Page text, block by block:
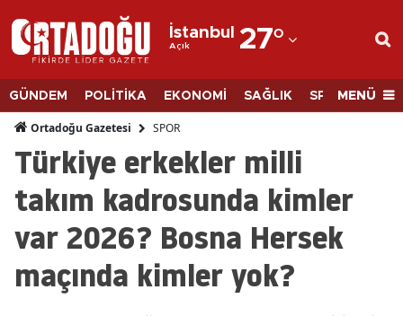
İstanbul
Açık 27°
Adana
Adıyaman
Ağrı
Amasya
Ankara
Antalya
GÜNDEM POLİTİKA EKONOMİ SAĞLIK SPORMENÜ
Ortadoğu Gazetesi SPOR
Türkiye erkekler milli
takım kadrosunda kimler
var 2026? Bosna Hersek
maçında kimler yok?